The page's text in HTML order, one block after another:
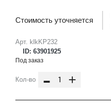
Арт. klkKP232
ID: 63901925
Стоимость уточняется
Под заказ
Кол-во - +